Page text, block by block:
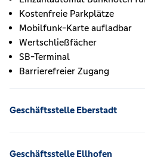
Kostenfreie Parkplätze
Mobilfunk-Karte aufladbar
Wertschließfächer
SB-Terminal
Barrierefreier Zugang
Geschäftsstelle Eberstadt
Geschäftsstelle Ellhofen